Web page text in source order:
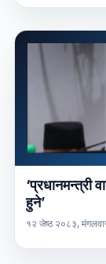
‘प्रधानमन्त्री
हुने’
१२ जेष्ठ २०८३,